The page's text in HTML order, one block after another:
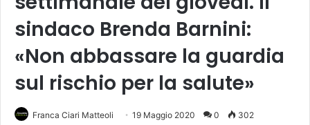
sindaco Brenda Barnini:
«Non abbassare la guardia
sul rischio per la salute»
Franca Ciari Matteoli 19 Maggio 2020 0 302